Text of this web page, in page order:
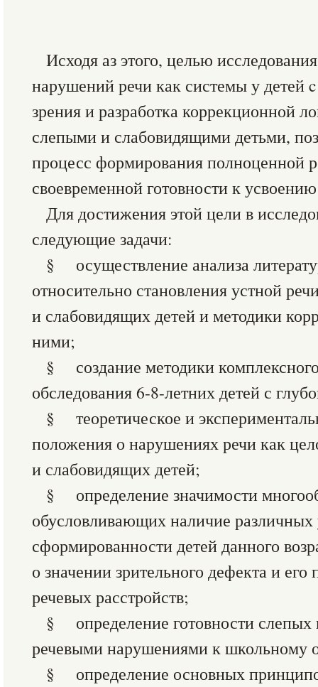
Исходя аз этого, целью
нарушений речи как системы у детей
зрения и разработка коррекционной
слепыми и слабовидящими детьми,
процесс формирования полноценной
своевременной готовности к
Для достижения этой цели в
следующие задачи:
§ осуществление анализа
относительно становления устной
и слабовидящих детей и методики
ними;
§ создание методики
обследования 6-8-летних детей с
§ теоретическое и
положения о нарушениях речи как
и слабовидящих детей;
§ определение значимости
обусловливающих наличие различных
сформированности детей данного
о значении зрительного дефекта и его
речевых расстройств;
§ определение готовности слепых
речевыми нарушениями к школьному
§ определение основных